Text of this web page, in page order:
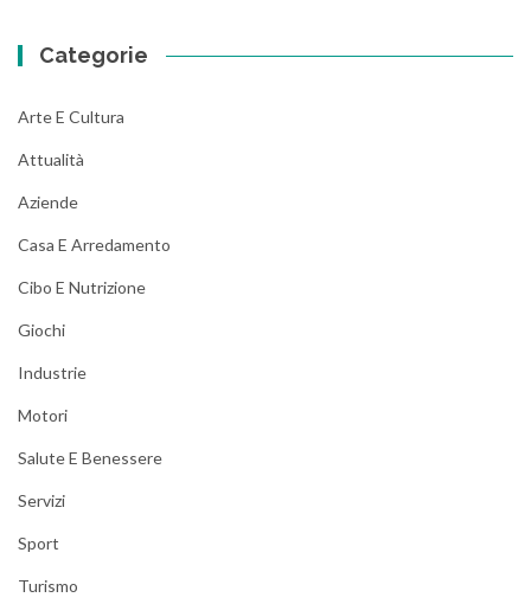
Categorie
Arte E Cultura
Attualità
Aziende
Casa E Arredamento
Cibo E Nutrizione
Giochi
Industrie
Motori
Salute E Benessere
Servizi
Sport
Turismo